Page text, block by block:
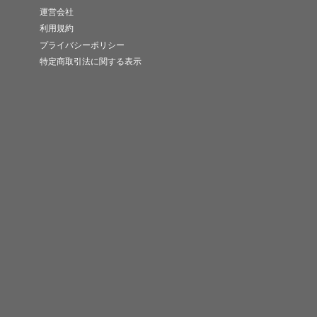
運営会社
利用規約
プライバシーポリシー
特定商取引法に関する表示